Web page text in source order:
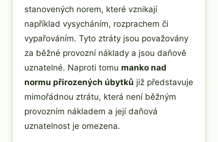
stanovených norem, které vznikají
například vysycháním, rozprachem či
vypařováním. Tyto ztráty jsou považovány
za běžné provozní náklady a jsou daňově
uznatelné. Naproti tomu manko nad
normu přirozených úbytků již představuje
mimořádnou ztrátu, která není běžným
provozním nákladem a její daňová
uznatelnost je omezena.